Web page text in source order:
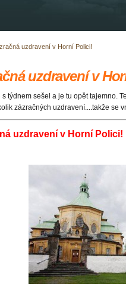
uzdravení v Horní Polici!
uzdravení v
s týdnem sešel a je tu opět tajemno.
zázračných uzdravení....takže se
uzdravení v Horní Polici!